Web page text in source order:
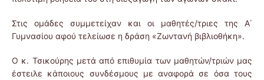
Στις ομάδες συμμετείχαν και οι μαθητές/τριες της Α΄
Γυμνασίου αφού τελείωσε η δράση «Ζωντανή βιβλιοθήκη».
Ο κ. Τσικούρης μετά από επιθυμία των μαθητών/τριών μας
έστειλε κάποιους συνδέσμους με αναφορά σε όσα τους